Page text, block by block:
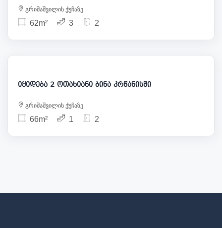
გრიშაშვილის ქუჩაზე
62m² 3 2
215 000
იყიდება 2 ოთახიანი ბინა კრწანისში
გრიშაშვილის ქუჩაზე
66m² 1 2